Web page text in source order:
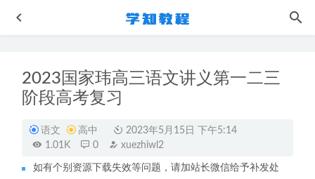
2023国家玮高三语文讲义第一二三
阶段高考复习
语文 高中
2023年5月15日 下午5:14
1.01K
0 xuezhiwl2
如有个别资源下载失效等问题，请加站长微信给予补发处
学前教育【2021-春】杨洋大班语文思维直播课视频教程